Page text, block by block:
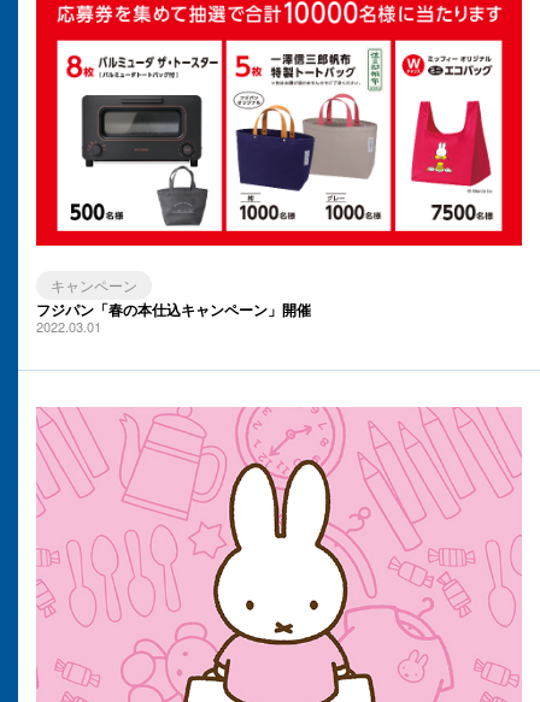
キャンペーン
フジパン「春の本仕込キャンペーン」開催
2022.03.01